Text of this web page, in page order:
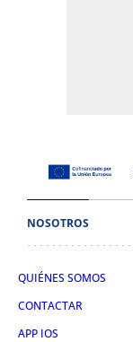
NOSOTROS
QUIÉNES SOMOS
CONTACTAR
APP IOS